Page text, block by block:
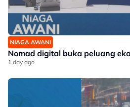
NIAGA AWANI
Nomad digital buka peluang
1 day ago